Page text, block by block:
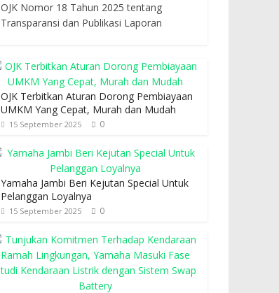
OJK Nomor 18 Tahun 2025 tentang
Transparansi dan Publikasi Laporan
OJK Terbitkan Aturan Dorong Pembiayaan
UMKM Yang Cepat, Murah dan Mudah
15 September 2025 0
Yamaha Jambi Beri Kejutan Special Untuk
Pelanggan Loyalnya
15 September 2025 0